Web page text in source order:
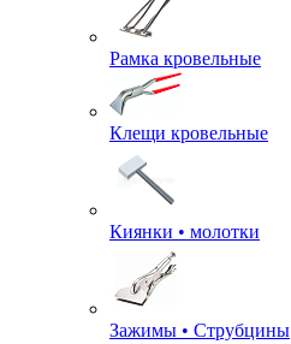
Рамка кровельные
Клещи кровельные
Киянки • молотки
Зажимы • Струбцины